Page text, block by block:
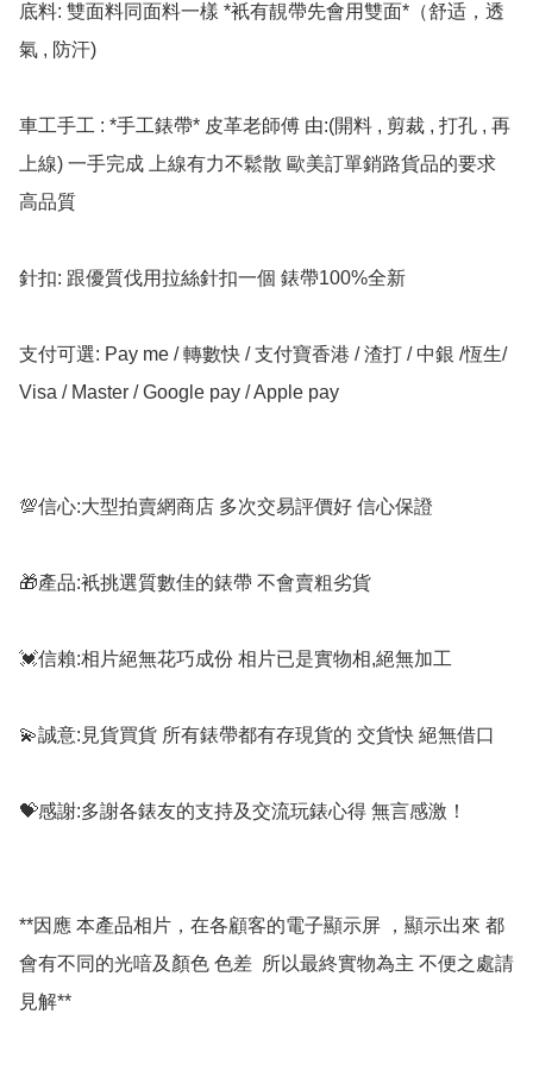
底料: 雙面料同面料一樣 *衹有靚帶先會用雙面*（舒适，透
氣 , 防汗)
車工手工 : *手工錶帶* 皮革老師傅 由:(開料 , 剪裁 , 打孔 , 再
上線) 一手完成 上線有力不鬆散 歐美訂單銷路貨品的要求
高品質
針扣: 跟優質伐用拉絲針扣一個 錶帶100%全新
支付可選: Pay me / 轉數快 / 支付寶香港 / 渣打 / 中銀 /恆生/
Visa / Master / Google pay / Apple pay
💯信心:大型拍賣網商店 多次交易評價好 信心保證
🎁產品:衹挑選質數佳的錶帶 不會賣粗劣貨
💓信賴:相片絕無花巧成份 相片已是實物相,絕無加工
💫誠意:見貨買貨 所有錶帶都有存現貨的 交貨快 絕無借口
💝感謝:多謝各錶友的支持及交流玩錶心得 無言感激！
**因應 本產品相片，在各顧客的電子顯示屏 ，顯示出來 都
會有不同的光喑及顏色 色差  所以最終實物為主 不便之處請
見解**